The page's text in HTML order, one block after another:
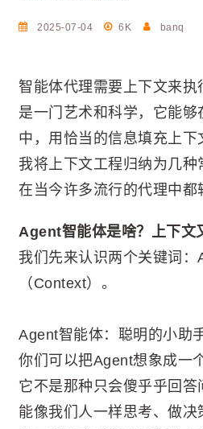
2025-07-04 6K banq
智能体代理需要上下文来执
是一门艺术和科学，它能够
中，用恰当的信息填充上下
我将上下文工程归纳为几
在当今许多流行的代理中都
Agent智能体是啥？上下文
我们先来认识两个关键词：
（Context）。
Agent智能体：聪明的小助
你们可以把Agent想象成一
它不是那种只会傻乎乎回答
能像我们人一样思考、做